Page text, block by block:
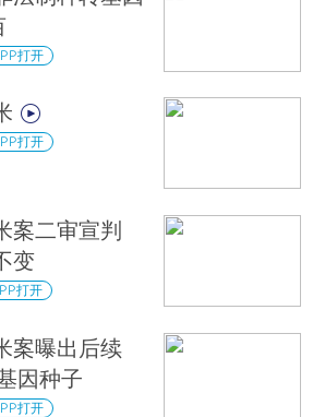
打开
打开
案二审宣判
变
打开
案曝出后续
因种子
打开